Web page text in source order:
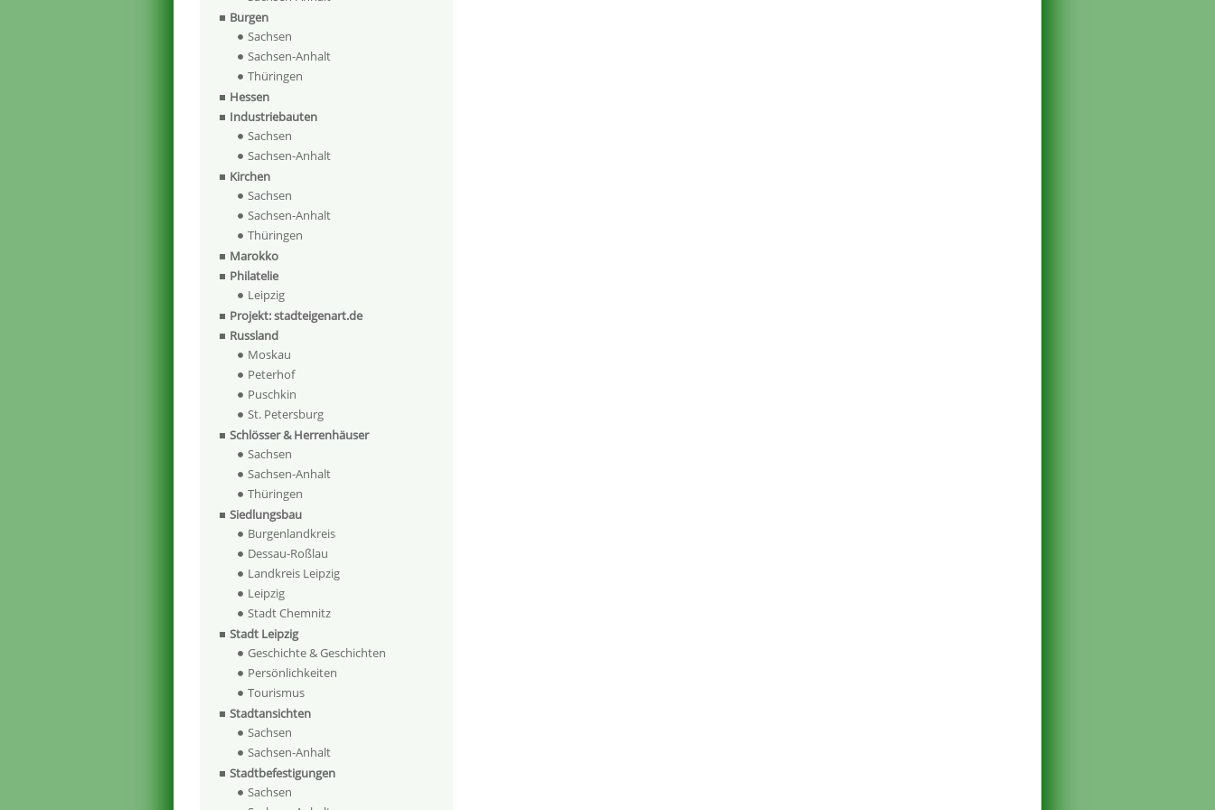
Burgen
Sachsen
Sachsen-Anhalt
Thüringen
Hessen
Industriebauten
Sachsen
Sachsen-Anhalt
Kirchen
Sachsen
Sachsen-Anhalt
Thüringen
Marokko
Philatelie
Leipzig
Projekt: stadteigenart.de
Russland
Moskau
Peterhof
Puschkin
St. Petersburg
Schlösser & Herrenhäuser
Sachsen
Sachsen-Anhalt
Thüringen
Siedlungsbau
Burgenlandkreis
Dessau-Roßlau
Landkreis Leipzig
Leipzig
Stadt Chemnitz
Stadt Leipzig
Geschichte & Geschichten
Persönlichkeiten
Tourismus
Stadtansichten
Sachsen
Sachsen-Anhalt
Stadtbefestigungen
Sachsen